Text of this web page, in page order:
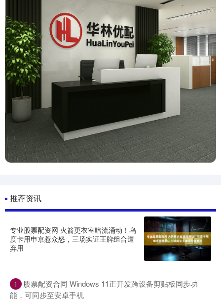
推荐资讯
专业股票配资网 火箭更衣室暗流涌动！乌
度卡用申京惹众怒，三场实证王牌组合遭
弃用
1
股票配资合同 Windows 11正开发跨设备剪贴板同步功
能，可同步至安卓手机